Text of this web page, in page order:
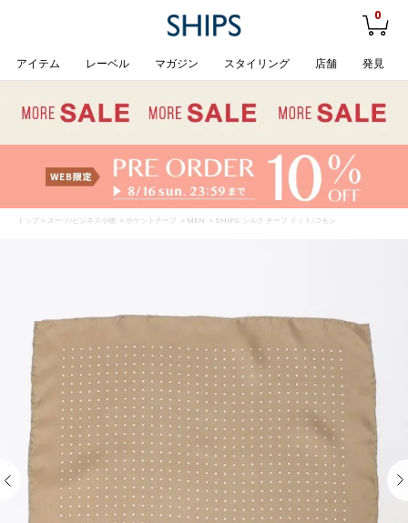
0
アイテム レーベル マガジン スタイリング 店舗 発見
トップ > スーツ/ビジネス小物 > ポケットチーフ > MEN > SHIPS: シルク チーフ ドット/コモン